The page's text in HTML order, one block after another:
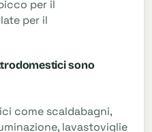
per il
per il
sono
come scaldabagni,
lavastoviglie